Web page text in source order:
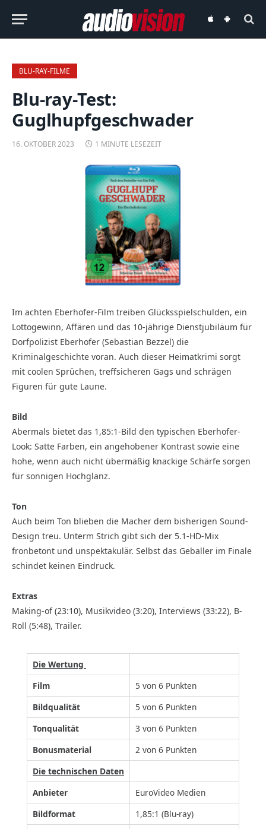
audiovisionaudiovision
BLU-RAY-FILME
Blu-ray-Test:
Guglhupfgeschwader
16. OKTOBER 2023 1 MINUTE LESEZEIT
Im achten Eberhofer-Film treiben Glücksspielschulden, ein
Lottogewinn, Affären und das 10-jährige Dienstjubiläum für
Dorfpolizist Eberhofer (Sebastian Bezzel) die
Kriminalgeschichte voran. Auch dieser Heimatkrimi sorgt
mit coolen Sprüchen, treffsicheren Gags und schrägen
Figuren für gute Laune.
Bild
Abermals bietet das 1,85:1-Bild den typischen Eberhofer-
Look: Satte Farben, ein angehobener Kontrast sowie eine
hohe, wenn auch nicht übermäßig knackige Schärfe sorgen
für sonnigen Hochglanz.
Ton
Auch beim Ton blieben die Macher dem bisherigen Sound-
Design treu. Unterm Strich gibt sich der 5.1-HD-Mix
fronbetont und unspektakulär. Selbst das Geballer im Finale
schindet keinen Eindruck.
Extras
Making-of (23:10), Musikvideo (3:20), Interviews (33:22), B-
Roll (5:48), Trailer.
Die Wertung
Film
5 von 6 Punkten
Bildqualität
5 von 6 Punkten
Tonqualität
3 von 6 Punkten
Bonusmaterial
2 von 6 Punkten
Die technischen Daten
Anbieter
EuroVideo Medien
Bildformat
1,85:1 (Blu-ray)